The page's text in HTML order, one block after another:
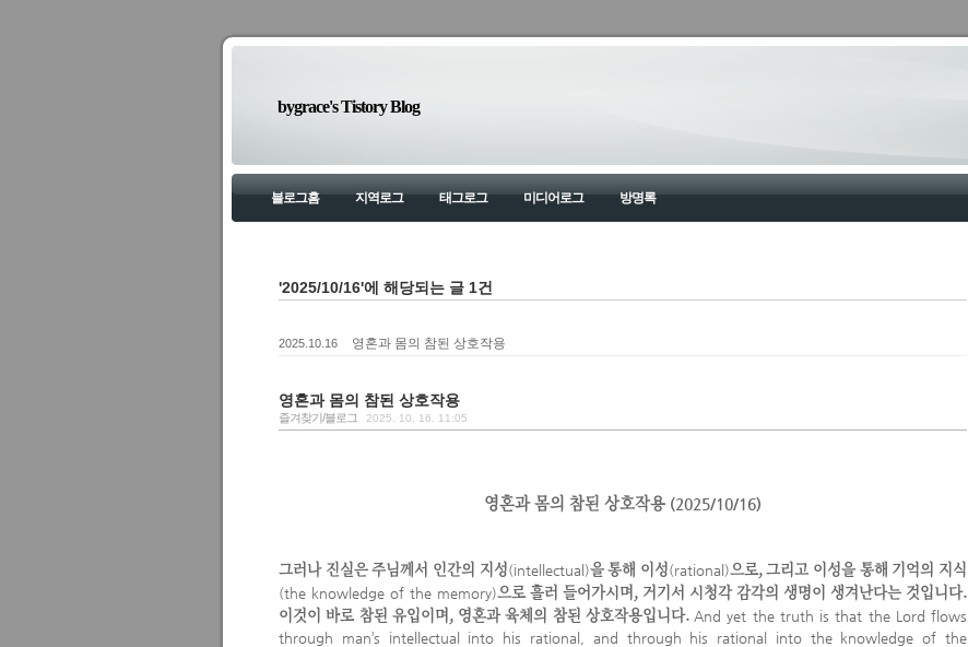
bygrace's Tistory Blog
블로그홈 지역로그 태그로그 미디어로그 방명록
'2025/10/16'에 해당되는 글 1건
2025.10.16 영혼과 몸의 참된 상호작용
영혼과 몸의 참된 상호작용
즐겨찾기/블로그 2025. 10. 16. 11:05
영혼과 몸의 참된 상호작용 (2025/10/16)
그러나 진실은 주님께서 인간의 지성(intellectual)을 통해 이성(rational)으로, 그리고 이성을 통해 기억의 지식
(the knowledge of the memory)으로 흘러 들어가시며, 거기서 시청각 감각의 생명이 생겨난다는 것입니다.
이것이 바로 참된 유입이며, 영혼과 육체의 참된 상호작용입니다. And yet the truth is that the Lord flows
through man’s intellectual into his rational, and through his rational into the knowledge of the